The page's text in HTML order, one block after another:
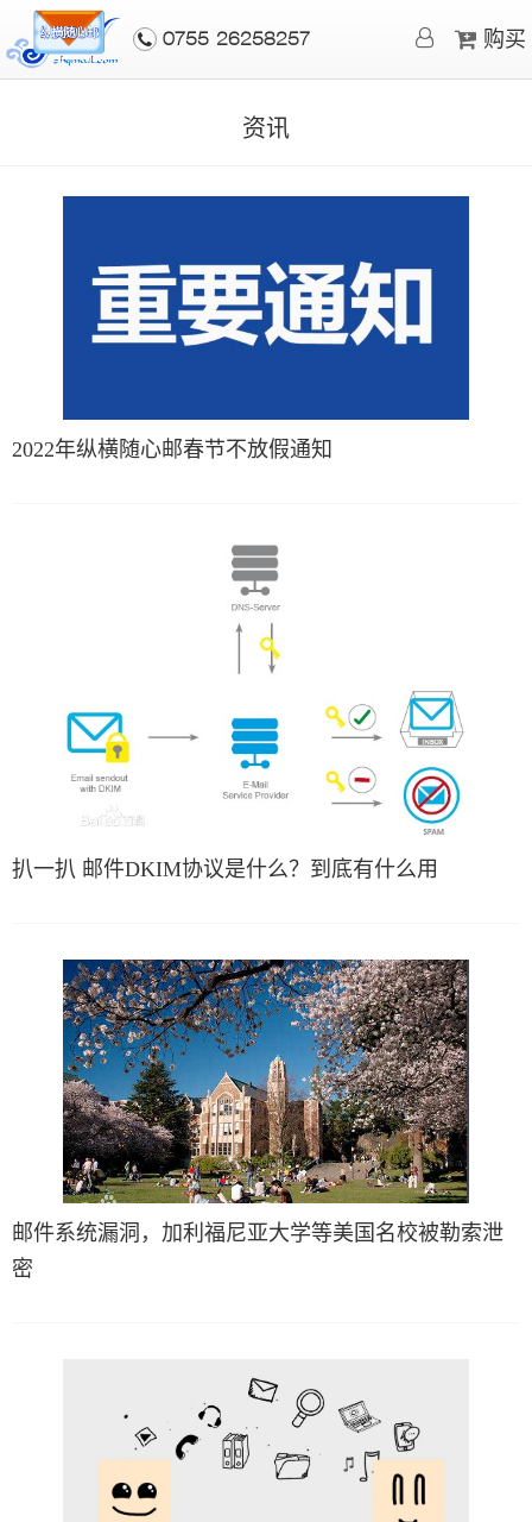
0755-26258257 购买
资讯
2022年纵横随心邮春节不放假通知
扒一扒 邮件DKIM协议是什么？到底有什么用
邮件系统漏洞，加利福尼亚大学等美国名校被勒索泄
密